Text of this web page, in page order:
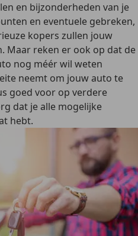
en bijzonderheden van je
en eventuele gebreken,
kopers zullen jouw
Maar reken er ook op dat de
nog méér wil weten
neemt om jouw auto te
goed voor op verdere
dat je alle mogelijke
hebt.